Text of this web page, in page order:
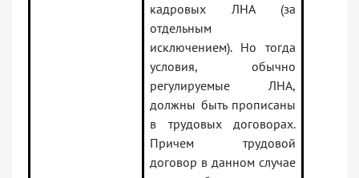
кадровых ЛНА (за
отдельным
исключением). Но тогда
условия, обычно
регулируемые ЛНА,
должны быть прописаны
в трудовых договорах.
Причем трудовой
договор в данном случае